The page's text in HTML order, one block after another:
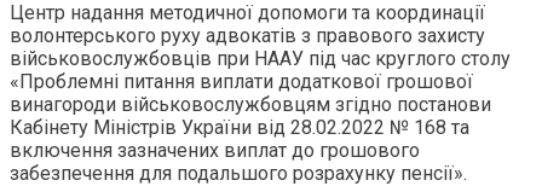
Центр надання методичної допомоги та координації
волонтерського руху адвокатів з правового захисту
військовослужбовців при НААУ під час круглого столу
«Проблемні питання виплати додаткової грошової
винагороди військовослужбовцям згідно постанови
Кабінету Міністрів України від 28.02.2022 № 168 та
включення зазначених виплат до грошового
забезпечення для подальшого розрахунку пенсії».